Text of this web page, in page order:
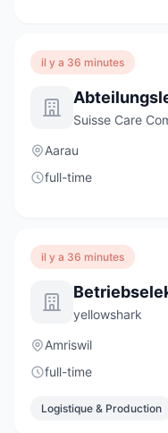
il y a 36 minutes
Suisse Care
Aarau
full-time
il y a 36 minutes
yellowshark
Amriswil
full-time
Logistique & Production